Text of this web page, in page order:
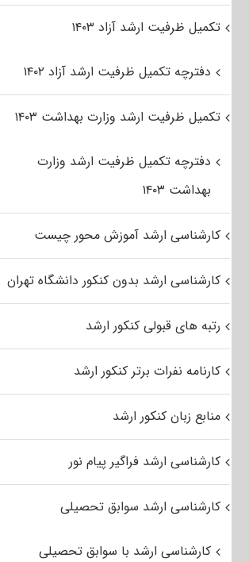
تکمیل ظرفیت ارشد آزاد ۱۴۰۳
دفترچه تکمیل ظرفیت ارشد آزاد ۱۴۰۲
تکمیل ظرفیت ارشد وزارت بهداشت ۱۴۰۳
دفترچه تکمیل ظرفیت ارشد وزارت
بهداشت ۱۴۰۳
کارشناسی ارشد آموزش محور چیست
کارشناسی ارشد بدون کنکور دانشگاه تهران
رتبه های قبولی کنکور ارشد
کارنامه نفرات برتر کنکور ارشد
منابع زبان کنکور ارشد
کارشناسی ارشد فراگیر پیام نور
کارشناسی ارشد سوابق تحصیلی
کارشناسی ارشد با سوابق تحصیلی